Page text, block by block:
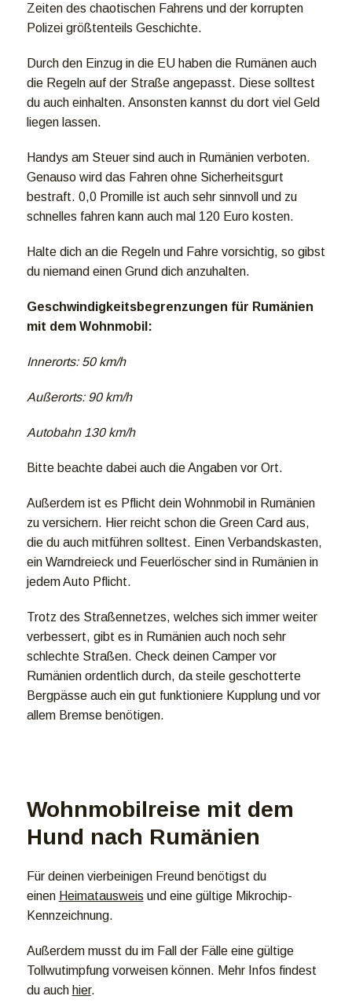
Zeiten des chaotischen Fahrens und der korrupten
Polizei größtenteils Geschichte.
Durch den Einzug in die EU haben die Rumänen auch
die Regeln auf der Straße angepasst. Diese solltest
du auch einhalten. Ansonsten kannst du dort viel Geld
liegen lassen.
Handys am Steuer sind auch in Rumänien verboten.
Genauso wird das Fahren ohne Sicherheitsgurt
bestraft. 0,0 Promille ist auch sehr sinnvoll und zu
schnelles fahren kann auch mal 120 Euro kosten.
Halte dich an die Regeln und Fahre vorsichtig, so gibst
du niemand einen Grund dich anzuhalten.
Geschwindigkeitsbegrenzungen für Rumänien
mit dem Wohnmobil:
Innerorts: 50 km/h
Außerorts: 90 km/h
Autobahn 130 km/h
Bitte beachte dabei auch die Angaben vor Ort.
Außerdem ist es Pflicht dein Wohnmobil in Rumänien
zu versichern. Hier reicht schon die Green Card aus,
die du auch mitführen solltest. Einen Verbandskasten,
ein Warndreieck und Feuerlöscher sind in Rumänien in
jedem Auto Pflicht.
Trotz des Straßennetzes, welches sich immer weiter
verbessert, gibt es in Rumänien auch noch sehr
schlechte Straßen. Check deinen Camper vor
Rumänien ordentlich durch, da steile geschotterte
Bergpässe auch ein gut funktioniere Kupplung und vor
allem Bremse benötigen.
Wohnmobilreise mit dem
Hund nach Rumänien
Für deinen vierbeinigen Freund benötigst du
einen Heimatausweis und eine gültige Mikrochip-
Kennzeichnung.
Außerdem musst du im Fall der Fälle eine gültige
Tollwutimpfung vorweisen können. Mehr Infos findest
du auch hier.